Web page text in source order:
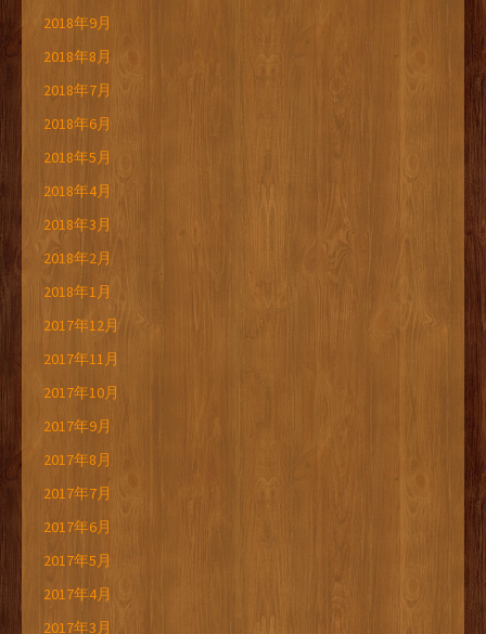
2018年9月
2018年8月
2018年7月
2018年6月
2018年5月
2018年4月
2018年3月
2018年2月
2018年1月
2017年12月
2017年11月
2017年10月
2017年9月
2017年8月
2017年7月
2017年6月
2017年5月
2017年4月
2017年3月